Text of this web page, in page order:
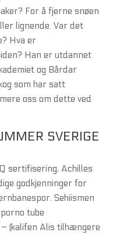
For å fjerne snøen
lignende. Var det
Hva er
Han er utdannet
og Bårdar
som har satt
oss om dette ved
SVERIGE
sertifisering, Achilles
godkjenninger for
Sehiismen
tube
(kalifen Alis tilhængere